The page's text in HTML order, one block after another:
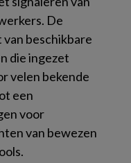
De
beschikbare
die ingezet
velen bekende
een
voor
van bewezen